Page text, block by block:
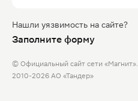
Нашли уязвимость на сайте?
Заполните форму
© Официальный сайт сети «Магнит».
2010-2026 АО «Тандер»